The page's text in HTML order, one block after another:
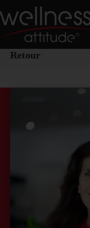
Retour